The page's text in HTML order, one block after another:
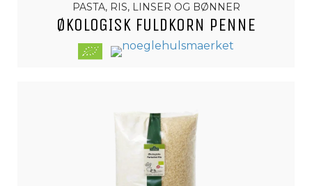
PASTA, RIS, LINSER OG BØNNER
ØKOLOGISK FULDKORN PENNE